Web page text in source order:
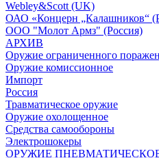
Webley&Scott (UK)
ОАО «Концерн „Калашников“
ООО "Молот Армз" (Россия)
АРХИВ
Оружие ограниченного
Оружие комиссионное
Импорт
Россия
Травматическое оружие
Оружие охолощенное
Средства самообороны
Электрошокеры
ОРУЖИЕ